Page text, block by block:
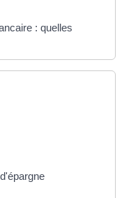
: quelles